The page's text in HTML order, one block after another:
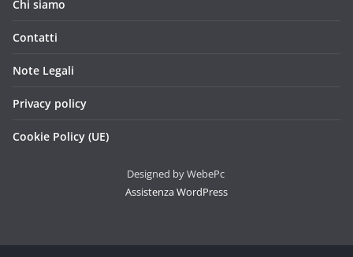
Chi siamo
Contatti
Note Legali
Privacy policy
Cookie Policy (UE)
Designed by WebePc
Assistenza WordPress